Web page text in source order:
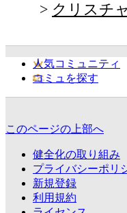
クリスチ
人気コミュニティ
コミュを探す
このページの上部へ
健全化の取り組み
プライバシーポリ
新規登録
利用規約